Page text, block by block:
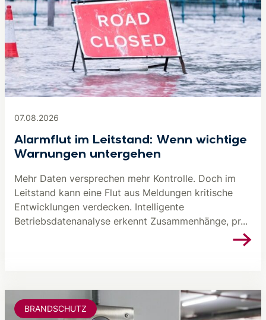
07.08.2026
Alarmflut im Leitstand: Wenn wichtige
Warnungen untergehen
Mehr Daten versprechen mehr Kontrolle. Doch im
Leitstand kann eine Flut aus Meldungen kritische
Entwicklungen verdecken. Intelligente
Betriebsdatenanalyse erkennt Zusammenhänge, pr...
BRANDSCHUTZ